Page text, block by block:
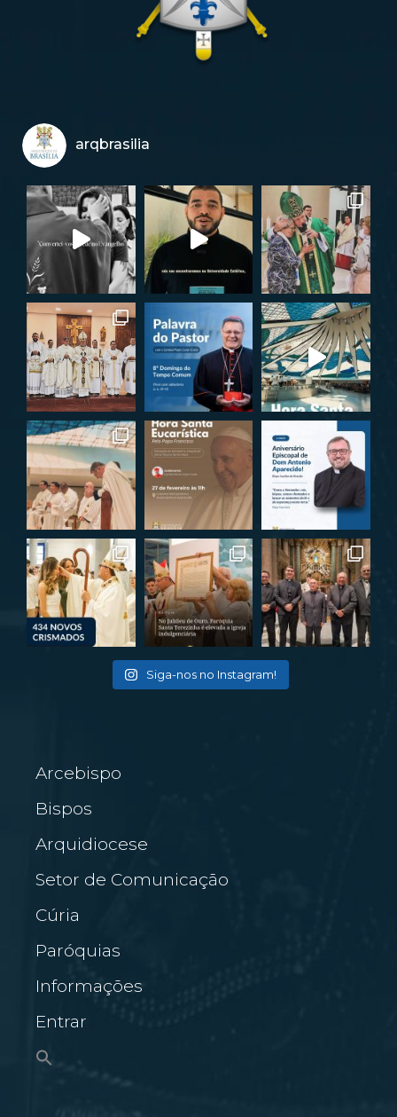
arqbrasilia
Siga-nos no Instagram!
Arcebispo
Bispos
Arquidiocese
Setor de Comunicação
Cúria
Paróquias
Informações
Entrar